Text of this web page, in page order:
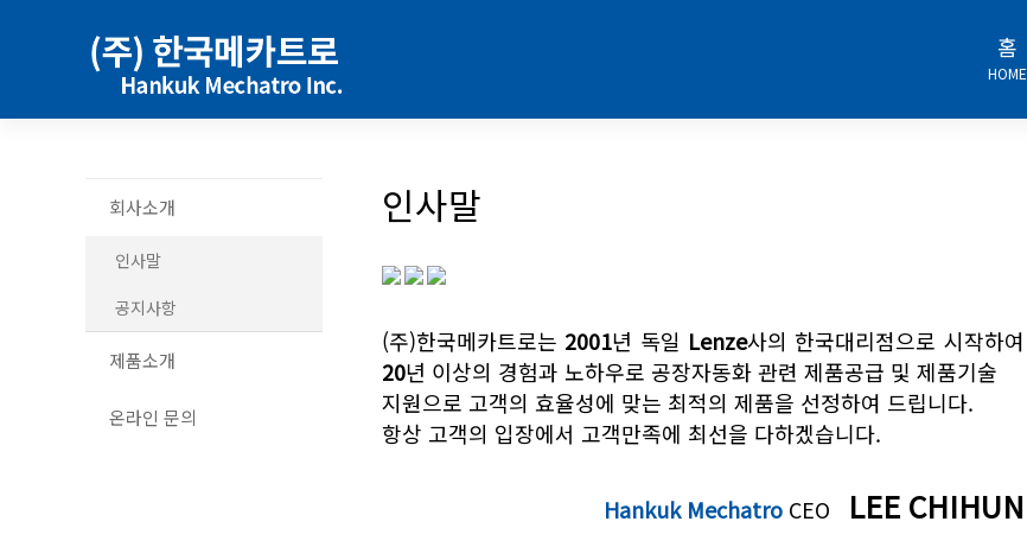
홈
HOME
회사소개
인사말
공지사항
제품소개
온라인 문의
인사말
(주)한국메카트로는 2001년 독일 Lenze사의 한국대리점으로 시작하여
20년 이상의 경험과 노하우로 공장자동화 관련 제품공급 및 제품기술
지원으로 고객의 효율성에 맞는 최적의 제품을 선정하여 드립니다.
항상 고객의 입장에서 고객만족에 최선을 다하겠습니다.
Hankuk Mechatro CEO LEE CHIHUN